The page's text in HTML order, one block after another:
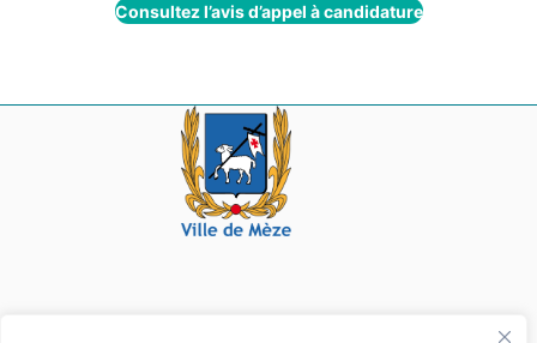
Consultez l’avis d’appel à candidature